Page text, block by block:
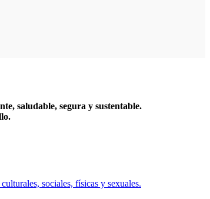
saludable, segura y sustentable.
sociales, físicas y sexuales.